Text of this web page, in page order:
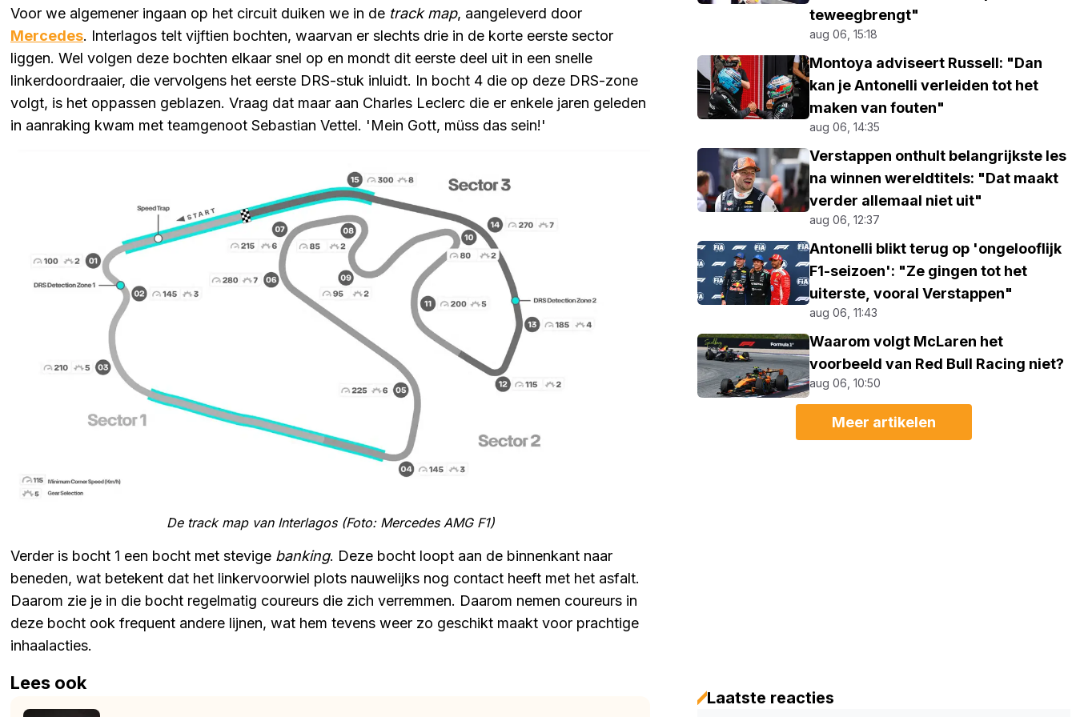
Voor we algemener ingaan op het circuit duiken we in de track map, aangeleverd door
Mercedes. Interlagos telt vijftien bochten, waarvan er slechts drie in de korte eerste sector
liggen. Wel volgen deze bochten elkaar snel op en mondt dit eerste deel uit in een snelle
linkerdoordraaier, die vervolgens het eerste DRS-stuk inluidt. In bocht 4 die op deze DRS-zone
volgt, is het oppassen geblazen. Vraag dat maar aan Charles Leclerc die er enkele jaren geleden
in aanraking kwam met teamgenoot Sebastian Vettel. 'Mein Gott, müss das sein!'
De track map van Interlagos (Foto: Mercedes AMG F1)
Verder is bocht 1 een bocht met stevige banking. Deze bocht loopt aan de binnenkant naar
beneden, wat betekent dat het linkervoorwiel plots nauwelijks nog contact heeft met het asfalt.
Daarom zie je in die bocht regelmatig coureurs die zich verremmen. Daarom nemen coureurs in
deze bocht ook frequent andere lijnen, wat hem tevens weer zo geschikt maakt voor prachtige
inhaalacties.
Lees ook
teweegbrengt"
aug 06, 15:18
Montoya adviseert Russell: "Dan
kan je Antonelli verleiden tot het
maken van fouten"
aug 06, 14:35
Verstappen onthult belangrijkste les
na winnen wereldtitels: "Dat maakt
verder allemaal niet uit"
aug 06, 12:37
Antonelli blikt terug op 'ongelooflijk
F1-seizoen': "Ze gingen tot het
uiterste, vooral Verstappen"
aug 06, 11:43
Waarom volgt McLaren het
voorbeeld van Red Bull Racing niet?
aug 06, 10:50
Meer artikelen
Laatste reacties